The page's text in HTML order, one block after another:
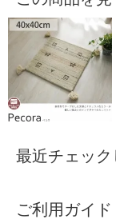
最近チェック
ご利用ガイド